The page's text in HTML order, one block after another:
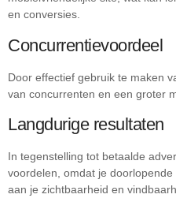
en conversies.
Concurrentievoordeel
Door effectief gebruik te maken
van concurrenten en een groter
Langdurige resultaten
In tegenstelling tot betaalde
voordelen, omdat je
aan je zichtbaarheid en